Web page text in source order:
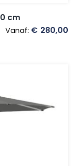
cm
Vanaf: € 280,00